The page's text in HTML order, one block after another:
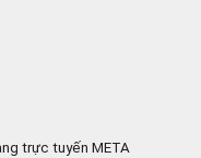
trực tuyến META